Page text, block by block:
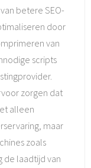
betere SEO-
door
van
scripts
zorgen dat
alleen
maar
zoals
de laadtijd van